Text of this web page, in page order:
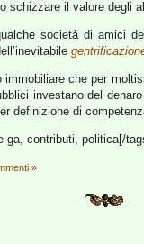
schizzare il valore degli
società di amici
che per
investano del
definizione di
ga, contributi, politica[/
»